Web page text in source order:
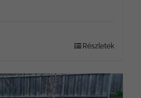
Részletek